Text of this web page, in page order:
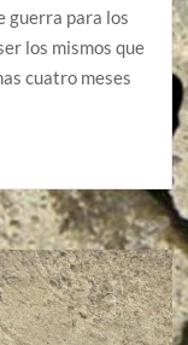
guerra para los
los mismos que
cuatro meses